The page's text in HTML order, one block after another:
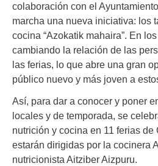
colaboración con el
marcha una nueva iniciativa: los
cocina “Azokatik mahaira”. En
cambiando la relación de las
las ferias, lo que abre una gran
público nuevo y más joven a
Así, para dar a conocer y poner
locales y de temporada, se
nutrición y cocina en 11 ferias
estarán dirigidas por la cocinera
nutricionista Aitziber Aizpuru.